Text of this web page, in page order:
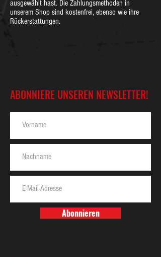
ausgewählt hast. Die Zahlungsmethoden in
unserem Shop sind kostenfrei, ebenso wie ihre
Rückerstattungen.
ABONNIERE UNSEREN NEWSLETTER!
Abonnieren